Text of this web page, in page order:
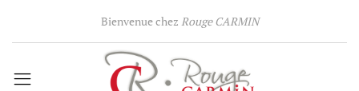
Bienvenue chez Rouge CARMIN